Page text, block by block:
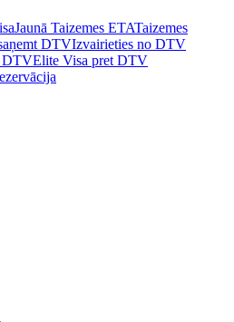
Jaunā Taizemes ETATaizemes
DTVIzvairieties no DTV
DTVElite Visa pret DTV